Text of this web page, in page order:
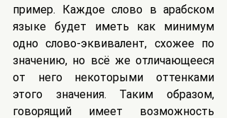
пример. Каждое слово в арабском
языке будет иметь как минимум
одно слово-эквивалент, схожее по
значению, но всё же отличающееся
от него некоторыми оттенками
этого значения. Таким образом,
говорящий имеет возможность